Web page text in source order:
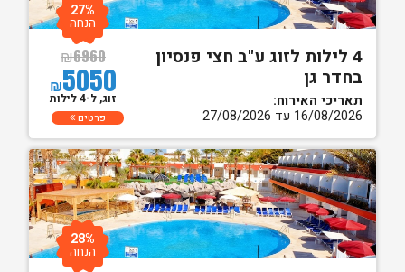
4 לילות לזוג ע"ב חצי פנסיון
בחדר גן
תאריכי האירוח:
16/08/2026 עד 27/08/2026
₪6960
₪5050
27%
הנחה
זוג, ל-4 לילות
פרטים
28%
הנחה